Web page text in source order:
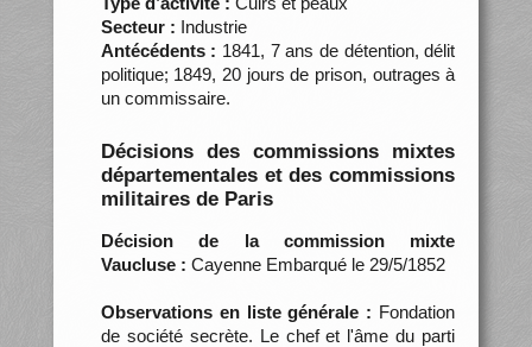
Secteur : Industrie
Antécédents : 1841, 7 ans de détention, délit
politique; 1849, 20 jours de prison, outrages à
un commissaire.
Décisions des commissions mixtes
départementales et des commissions
militaires de Paris
Décision de la commission mixte
Vaucluse : Cayenne Embarqué le 29/5/1852
Observations en liste générale : Fondation
de société secrète. Le chef et l'âme du parti